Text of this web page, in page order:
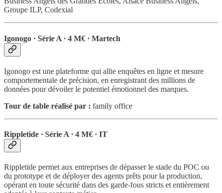
Groupe ILP, Codexial
Igonogo · Série A · 4 M€ · Martech
Igonogo est une plateforme qui allie enquêtes en ligne et mesure
comportementale de précision, en enregistrant des millions de
données pour dévoiler le potentiel émotionnel des marques.
Tour de table réalisé par : family office
Rippletide · Série A · 4 M€ · IT
Rippletide permet aux entreprises de dépasser le stade du POC ou
du prototype et de déployer des agents prêts pour la production,
opérant en toute sécurité dans des garde-fous stricts et entièrement